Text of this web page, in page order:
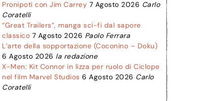
Pronipoti con Jim Carrey 7 Agosto 2026 Carlo
Coratelli
“Great Trailers”, manga sci-fi dal sapore
classico 7 Agosto 2026 Paolo Ferrara
L’arte della sopportazione (Coconino – Doku)
6 Agosto 2026 la redazione
X-Men: Kit Connor in lizza per ruolo di Ciclope
nel film Marvel Studios 6 Agosto 2026 Carlo
Coratelli